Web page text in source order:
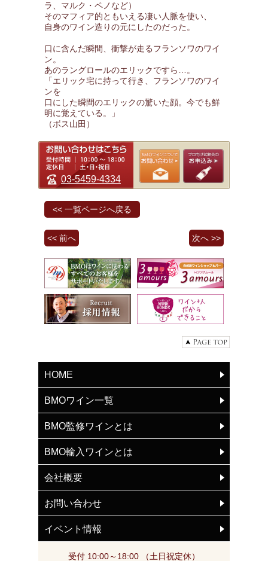
ラ、マルク・ペノなど）
そのマフィア的ともいえる凄い人脈を使い、
自身のワイン造りの元にしたのだった。
口に含んだ瞬間、衝撃が走るフランソワのワイ
ン。
あのラングロールのエリックですら…。
「エリック宅に持って行き、フランソワのワイ
ンを
口にした瞬間のエリックの驚いた顔。今でも鮮
明に覚えている。」
（ボス山田）
03-5459-4334
<< 一覧ページへ戻る
<< 前へ 次へ >>
HOME
BMOワイン一覧
BMO監修ワインとは
BMO輸入ワインとは
会社概要
お問い合わせ
イベント情報
受付 10:00～18:00 （土日祝定休）